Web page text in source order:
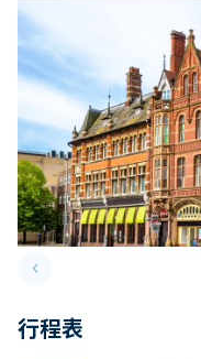
keyboard_arrow_leftPrevious slide
行程表